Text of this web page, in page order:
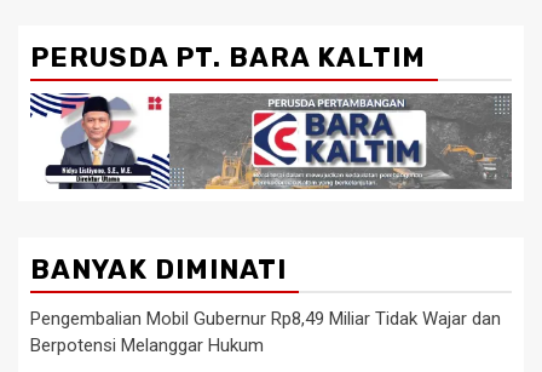
PERUSDA PT. BARA KALTIM
BANYAK DIMINATI
Pengembalian Mobil Gubernur Rp8,49 Miliar Tidak Wajar dan
Berpotensi Melanggar Hukum